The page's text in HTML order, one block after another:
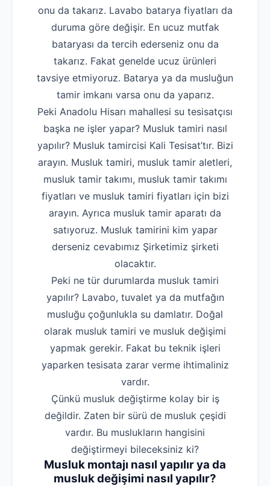
onu da takarız. Lavabo batarya fiyatları da
duruma göre değişir. En ucuz mutfak
bataryası da tercih ederseniz onu da
takarız. Fakat genelde ucuz ürünleri
tavsiye etmiyoruz. Batarya ya da musluğun
tamir imkanı varsa onu da yaparız.
Peki Anadolu Hisarı mahallesi su tesisatçısı
başka ne işler yapar? Musluk tamiri nasıl
yapılır? Musluk tamircisi Kali Tesisat’tır. Bizi
arayın. Musluk tamiri, musluk tamir aletleri,
musluk tamir takımı, musluk tamir takımı
fiyatları ve musluk tamiri fiyatları için bizi
arayın. Ayrıca musluk tamir aparatı da
satıyoruz. Musluk tamirini kim yapar
derseniz cevabımız Şirketimiz şirketi
olacaktır.
Peki ne tür durumlarda musluk tamiri
yapılır? Lavabo, tuvalet ya da mutfağın
musluğu çoğunlukla su damlatır. Doğal
olarak musluk tamiri ve musluk değişimi
yapmak gerekir. Fakat bu teknik işleri
yaparken tesisata zarar verme ihtimaliniz
vardır.
Çünkü musluk değiştirme kolay bir iş
değildir. Zaten bir sürü de musluk çeşidi
vardır. Bu muslukların hangisini
değiştirmeyi bileceksiniz ki?
Musluk montajı nasıl yapılır ya da
musluk değişimi nasıl yapılır?